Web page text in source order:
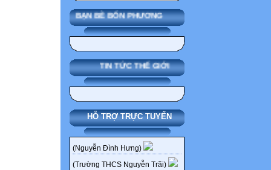
BẠN BÈ BỐN PHƯƠNG
TIN TỨC THẾ GIỚI
HỖ TRỢ TRỰC TUYẾN
(Nguyễn Đình Hưng)
(Trường THCS Nguyễn Trãi)